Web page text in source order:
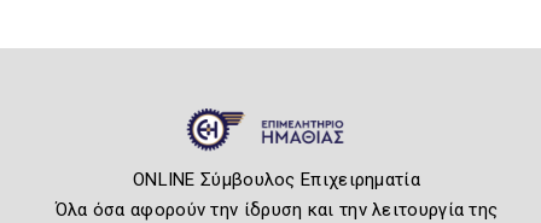
ONLINE Σύμβουλος Επιχειρηματία
Όλα όσα αφορούν την ίδρυση και την λειτουργία της